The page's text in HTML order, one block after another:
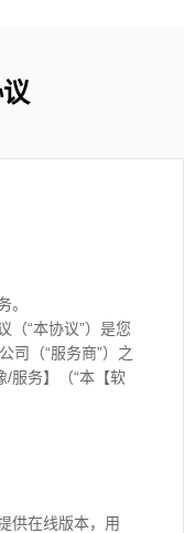
（“本协议”）是您
司（“服务商”）之
/服务】（“本【软
供在线版本，用